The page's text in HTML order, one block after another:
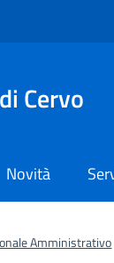
Cervo
Novità
Amministrativo